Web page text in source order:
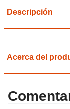
Descripción
Acerca del